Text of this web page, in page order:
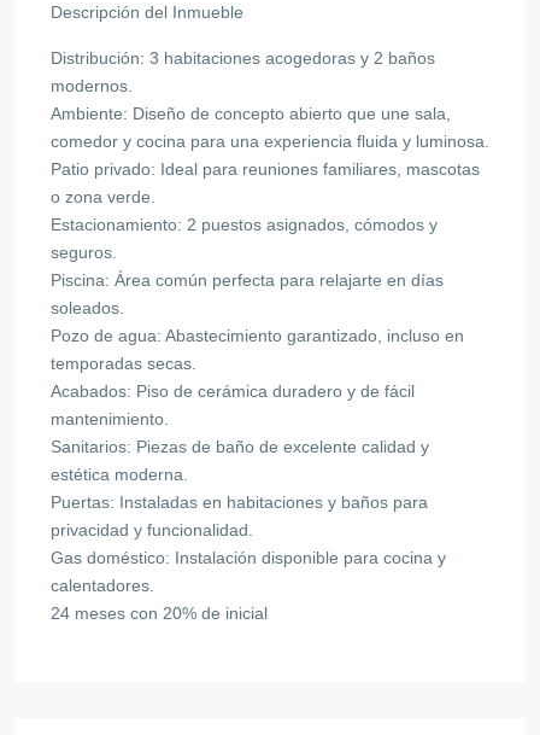
Descripción del Inmueble
Distribución: 3 habitaciones acogedoras y 2 baños
modernos.
Ambiente: Diseño de concepto abierto que une sala,
comedor y cocina para una experiencia fluida y luminosa.
Patio privado: Ideal para reuniones familiares, mascotas
o zona verde.
Estacionamiento: 2 puestos asignados, cómodos y
seguros.
Piscina: Área común perfecta para relajarte en días
soleados.
Pozo de agua: Abastecimiento garantizado, incluso en
temporadas secas.
Acabados: Piso de cerámica duradero y de fácil
mantenimiento.
Sanitarios: Piezas de baño de excelente calidad y
estética moderna.
Puertas: Instaladas en habitaciones y baños para
privacidad y funcionalidad.
Gas doméstico: Instalación disponible para cocina y
calentadores.
24 meses con 20% de inicial